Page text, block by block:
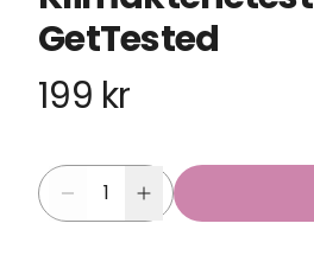
GetTested
199 kr